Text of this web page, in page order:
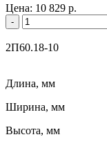
Цена: 10 829 р.
-
2П60.18-10
Длина, мм
Ширина, мм
Высота, мм